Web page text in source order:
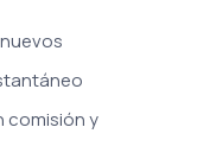
comisión y